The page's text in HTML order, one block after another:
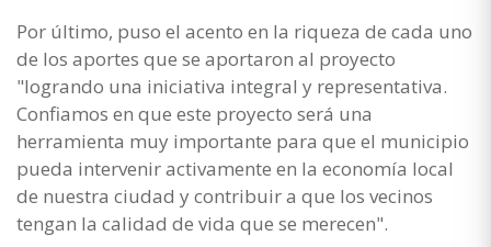
Por último, puso el acento en la riqueza de cada uno
de los aportes que se aportaron al proyecto
"logrando una iniciativa integral y representativa.
Confiamos en que este proyecto será una
herramienta muy importante para que el municipio
pueda intervenir activamente en la economía local
de nuestra ciudad y contribuir a que los vecinos
tengan la calidad de vida que se merecen".